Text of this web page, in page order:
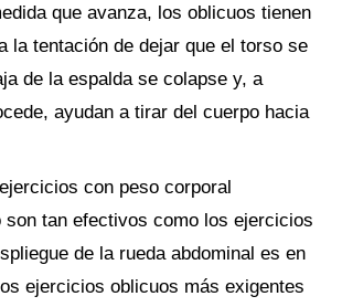
que avanza, los oblicuos tienen
la tentación de dejar que el torso se
de la espalda se colapse y, a
ayudan a tirar del cuerpo hacia
con peso corporal
son tan efectivos como los ejercicios
de la rueda abdominal es en
ejercicios oblicuos más exigentes